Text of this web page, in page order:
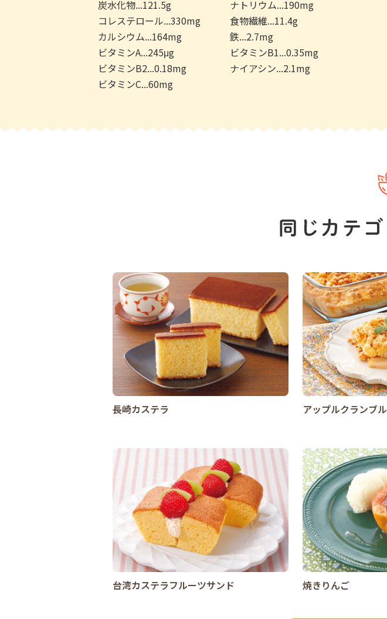
炭水化物...121.5g
ナトリウム...190mg
コレステロール...330mg
食物繊維...11.4g
カルシウム...164mg
鉄...2.7mg
ビタミンA...245μg
ビタミンB1...0.35mg
ビタミンB2...0.18mg
ナイアシン...2.1mg
ビタミンC...60mg
長崎カステラ アップルクランブル
台湾カステラフルーツサンド 焼きりんご